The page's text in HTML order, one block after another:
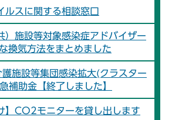
ルスに関する相談窓口
）施設等対象感染症アドバイザー
換気方法をまとめました
施設等集団感染拡大(クラスター
補助金【終了しました】
】CO2モニターを貸し出します